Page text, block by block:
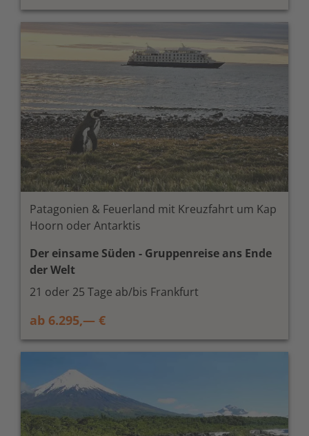
Patagonien & Feuerland mit Kreuzfahrt um Kap
Hoorn oder Antarktis
Der einsame Süden - Gruppenreise ans Ende
der Welt
21 oder 25 Tage ab/bis Frankfurt
ab 6.295,— €